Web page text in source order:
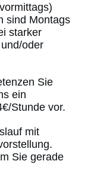
sind Montags
starker
oder
Sie
ein
Stunde vor.
mit
Sie gerade